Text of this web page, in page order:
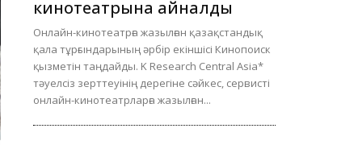
кинотеатрына айналды
Онлайн-кинотеатрға жазылған қазақстандық
қала тұрғындарының әрбір екіншісі Кинопоиск
қызметін таңдайды. K Research Central Asia*
тәуелсіз зерттеуінің дерегіне сәйкес, сервисті
онлайн-кинотеатрларға жазылған...